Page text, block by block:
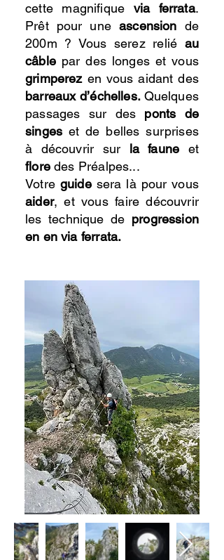
cette magnifique via ferrata.
Prêt pour une ascension de
200m ? Vous serez relié au
câblepar des longes et vous
grimperezen vous aidant des
barreaux d’échelles. Quelques
passages sur des ponts de
singes et de belles surprises
à découvrir sur la faune et
floredes Préalpes...
Votreguidesera là pour vous
aider, et vous faire découvrir
les technique de progression
en en via ferrata.